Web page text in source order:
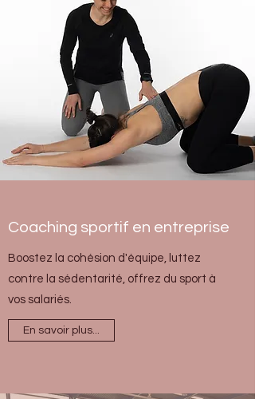
Coaching sportif en entreprise
Boostez la cohésion d'équipe, luttez
contre la sédentarité, offrez du sport à
vos salariés.
En savoir plus...